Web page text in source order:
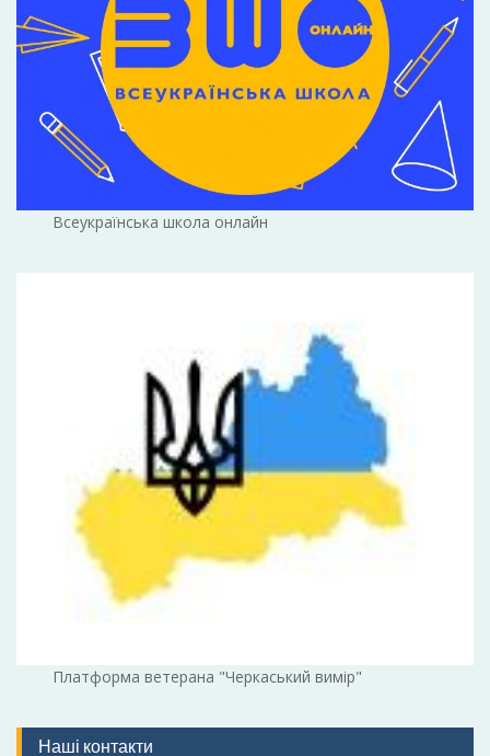
Всеукраїнська школа онлайн
Платформа ветерана "Черкаський вимір"
Наші контакти